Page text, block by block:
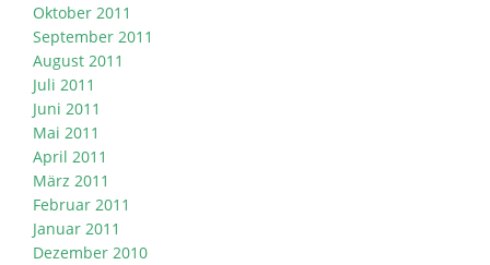
Oktober 2011
September 2011
August 2011
Juli 2011
Juni 2011
Mai 2011
April 2011
März 2011
Februar 2011
Januar 2011
Dezember 2010